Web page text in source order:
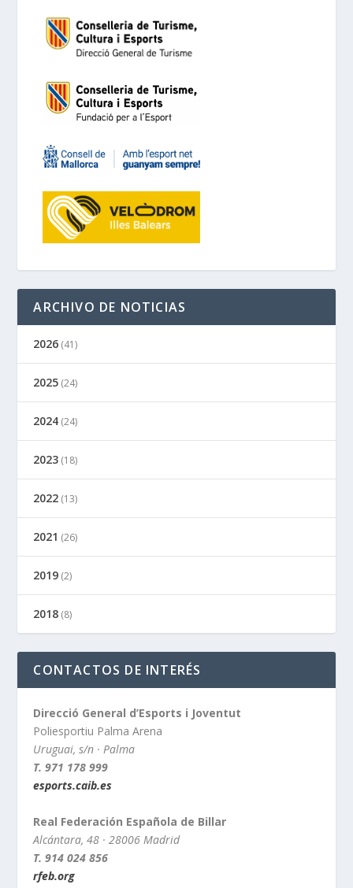
ARCHIVO DE NOTICIAS
2026 (41)
2025 (24)
2024 (24)
2023 (18)
2022 (13)
2021 (26)
2019 (2)
2018 (8)
CONTACTOS DE INTERÉS
Direcció General d’Esports i Joventut
Poliesportiu Palma Arena
Uruguai, s/n · Palma
T. 971 178 999
esports.caib.es
Real Federación Española de Billar
Alcántara, 48 · 28006 Madrid
T. 914 024 856
rfeb.org